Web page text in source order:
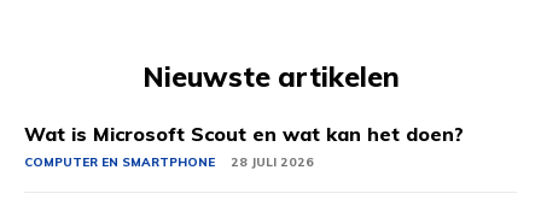
Nieuwste artikelen
Wat is Microsoft Scout en wat kan het doen?
COMPUTER EN SMARTPHONE 28 JULI 2026